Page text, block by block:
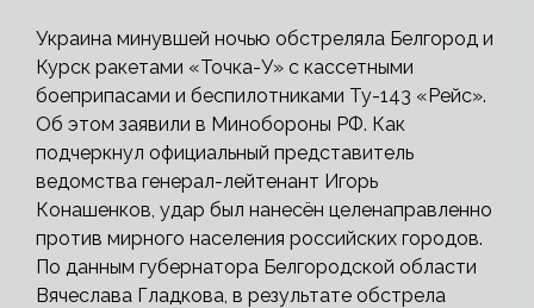
Украина минувшей ночью обстреляла Белгород и
Курск ракетами «Точка-У» с кассетными
боеприпасами и беспилотниками Ту-143 «Рейс».
Об этом заявили в Минобороны РФ. Как
подчеркнул официальный представитель
ведомства генерал-лейтенант Игорь
Конашенков, удар был нанесён целенаправленно
против мирного населения российских городов.
По данным губернатора Белгородской области
Вячеслава Гладкова, в результате обстрела